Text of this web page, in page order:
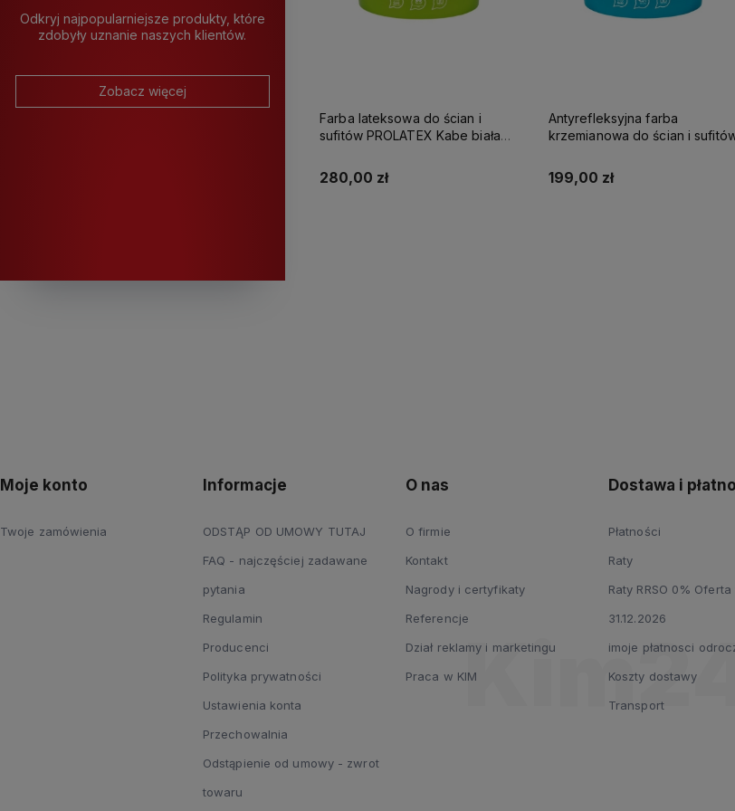
Odkryj najpopularniejsze produkty, które
zdobyły uznanie naszych klientów.
Zobacz więcej
Farba lateksowa do ścian i
sufitów PROLATEX Kabe biała
280,00 zł
Antyrefleksyjna farba
krzemianowa do ścian i
BAZA A MAT
199,00 zł
Moje konto
Twoje zamówienia
Informacje
ODSTĄP OD UMOWY TUTAJ
FAQ - najczęściej zadawane
pytania
Regulamin
Producenci
Polityka prywatności
Ustawienia konta
Przechowalnia
Odstąpienie od umowy - zwrot
towaru
O nas
O firmie
Kontakt
Nagrody i certyfikaty
Referencje
Dział reklamy i marketingu
Praca w KIM
Dostawa i
Płatności
Raty
Raty RRSO 0%
31.12.2026
imoje płatnosci
Koszty dostawy
Transport